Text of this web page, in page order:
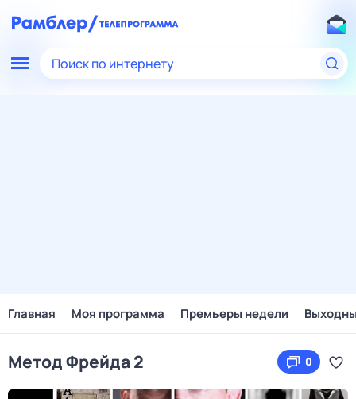
Поиск по интернету
Главная Моя программа Премьеры недели
Метод Фрейда 2 0